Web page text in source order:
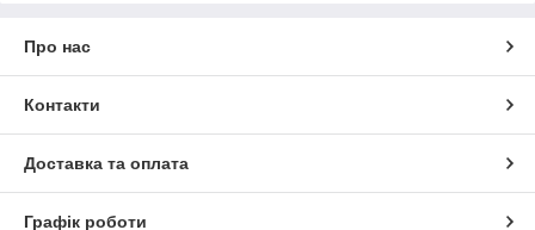
Про нас
Контакти
Доставка та оплата
Графік роботи